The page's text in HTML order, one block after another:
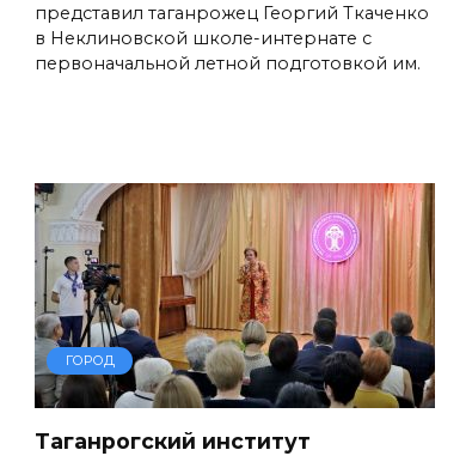
представил таганрожец Георгий Ткаченко
в Неклиновской школе-интернате с
первоначальной летной подготовкой им.
ГОРОД
Таганрогский институт